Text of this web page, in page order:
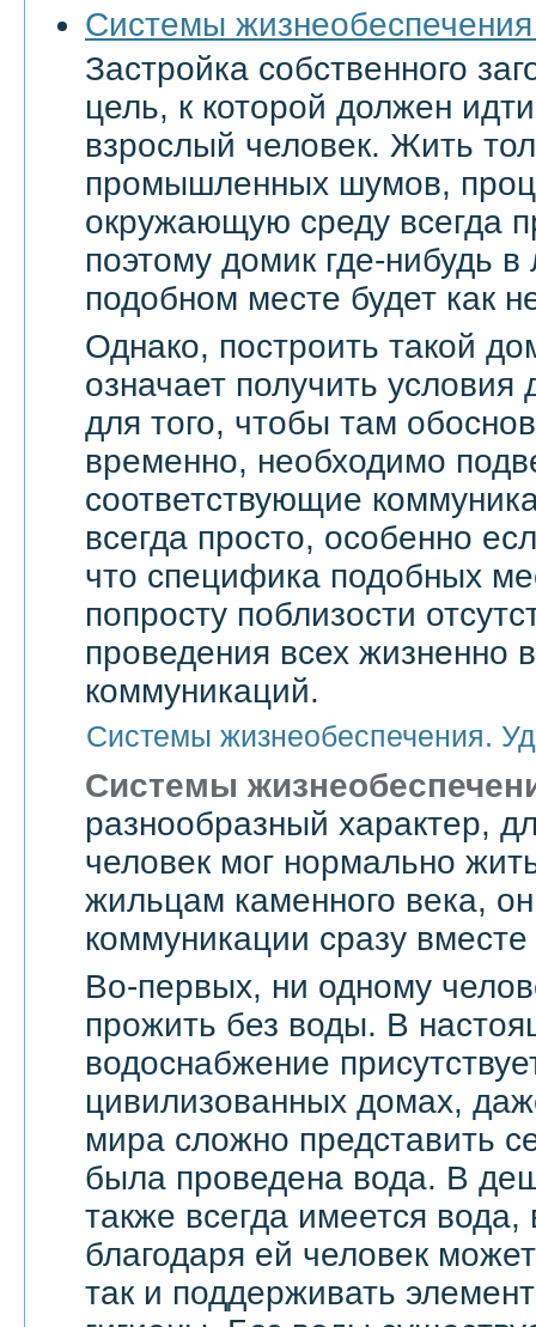
Системы
Застройка собственного
цель, к которой должен
взрослый человек. Жить
промышленных шумов,
окружающую среду всегда
поэтому домик где-нибудь
подобном месте будет как
Однако, построить такой
означает получить
для того, чтобы там
временно, необходимо
соответствующие
всегда просто, особенно
что специфика подобных
попросту поблизости
проведения всех жизненно
коммуникаций.
Системы жизнеобеспечения.
Системы
разнообразный характер,
человек мог нормально
жильцам каменного века,
коммуникации сразу
Во-первых, ни одному
прожить без воды. В
водоснабжение
цивилизованных домах,
мира сложно представить
была проведена вода. В
также всегда имеется
благодаря ей человек
так и поддерживать